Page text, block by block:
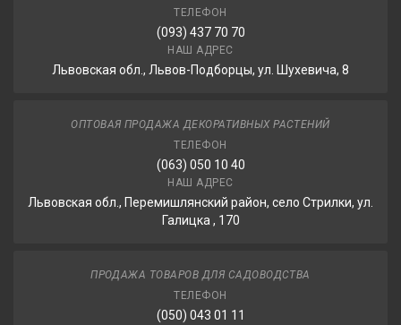
ТЕЛЕФОН
(093) 437 70 70
НАШ АДРЕС
Львовская обл., Львов-Подборцы, ул. Шухевича, 8
ОПТОВАЯ ПРОДАЖА ДЕКОРАТИВНЫХ РАСТЕНИЙ
ТЕЛЕФОН
(063) 050 10 40
НАШ АДРЕС
Львовская обл., Перемишлянский район, село Стрилки, ул.
Галицка , 170
ПРОДАЖА ТОВАРОВ ДЛЯ САДОВОДСТВА
ТЕЛЕФОН
(050) 043 01 11